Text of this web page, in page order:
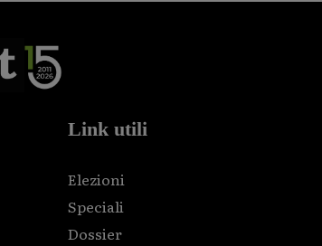
Link utili
Elezioni
Speciali
Dossier